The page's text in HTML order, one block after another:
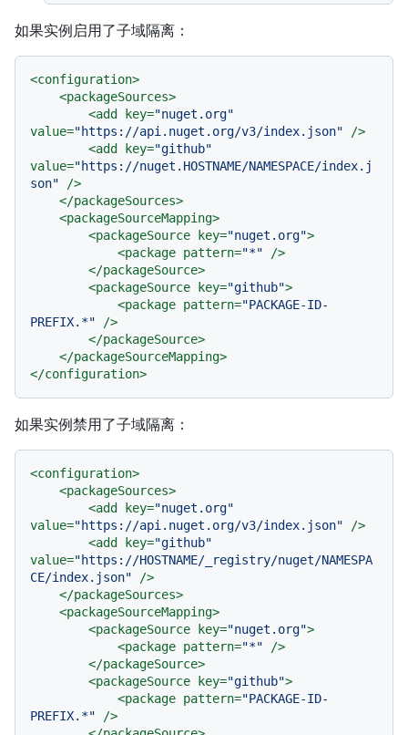
如果实例启用了子域隔离：
<configuration>
<packageSources>
<add key="nuget.org"
value="https://api.nuget.org/v3/index.json" />
<add key="github"
value="https://nuget.HOSTNAME/NAMESPACE/index.j
son" />
</packageSources>
<packageSourceMapping>
<packageSource key="nuget.org">
<package pattern="*" />
</packageSource>
<packageSource key="github">
<package pattern="PACKAGE-ID-
PREFIX.*" />
</packageSource>
</packageSourceMapping>
</configuration>
如果实例禁用了子域隔离：
<configuration>
<packageSources>
<add key="nuget.org"
value="https://api.nuget.org/v3/index.json" />
<add key="github"
value="https://HOSTNAME/_registry/nuget/NAMESPA
CE/index.json" />
</packageSources>
<packageSourceMapping>
<packageSource key="nuget.org">
<package pattern="*" />
</packageSource>
<packageSource key="github">
<package pattern="PACKAGE-ID-
PREFIX.*" />